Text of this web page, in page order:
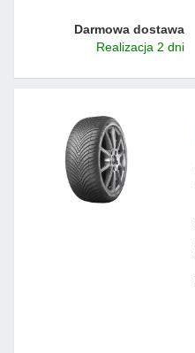
Darmowa dostawa
Realizacja 2 dni